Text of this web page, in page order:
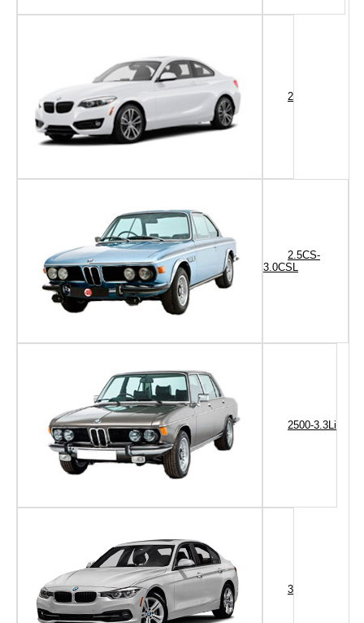
2
2.5CS-
3.0CSL
2500-3.3Li
3